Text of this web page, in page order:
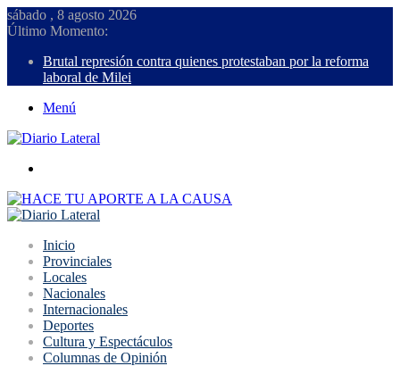
sábado , 8 agosto 2026
Último Momento:
Brutal represión contra quienes protestaban por la reforma
laboral de Milei
Menú
Inicio
Provinciales
Locales
Nacionales
Internacionales
Deportes
Cultura y Espectáculos
Columnas de Opinión